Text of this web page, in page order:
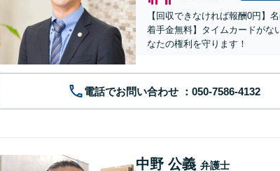
【回収できなければ報酬0円】
着手金無料】タイムカードがな
なたの権利を守ります！
電話でお問い合わせ
中野 公義 弁護士